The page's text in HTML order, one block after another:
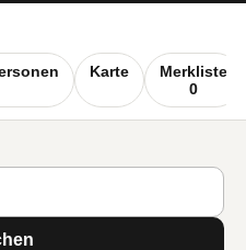
Karte
Merkliste
0